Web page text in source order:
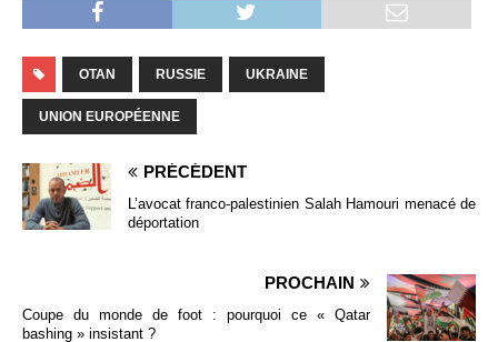
OTAN RUSSIE UKRAINE
UNION EUROPÉENNE
PRÉCÉDENT
L’avocat franco-palestinien Salah Hamouri menacé de
déportation
PROCHAIN
Coupe du monde de foot : pourquoi ce « Qatar
bashing » insistant ?